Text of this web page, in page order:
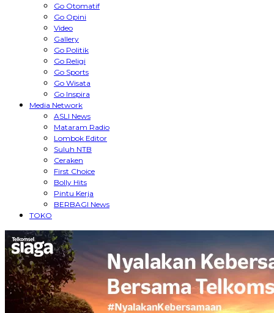
Go Otomatif
Go Opini
Video
Gallery
Go Politik
Go Religi
Go Sports
Go Wisata
Go Inspira
Media Network
ASLI News
Mataram Radio
Lombok Editor
Suluh NTB
Ceraken
First Choice
Bolly Hits
Pintu Kerja
BERBAGI News
TOKO